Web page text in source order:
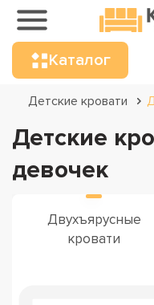
Каталог
Детские кровати
Детские
девочек
Двухъярусные
кровати